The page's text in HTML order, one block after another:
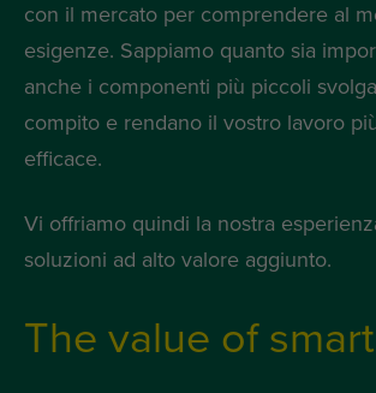
con il mercato per comprendere al
esigenze. Sappiamo quanto sia
anche i componenti più piccoli
compito e rendano il vostro lavoro
efficace.
Vi offriamo quindi la nostra
soluzioni ad alto valore aggiunto.
The value of smart